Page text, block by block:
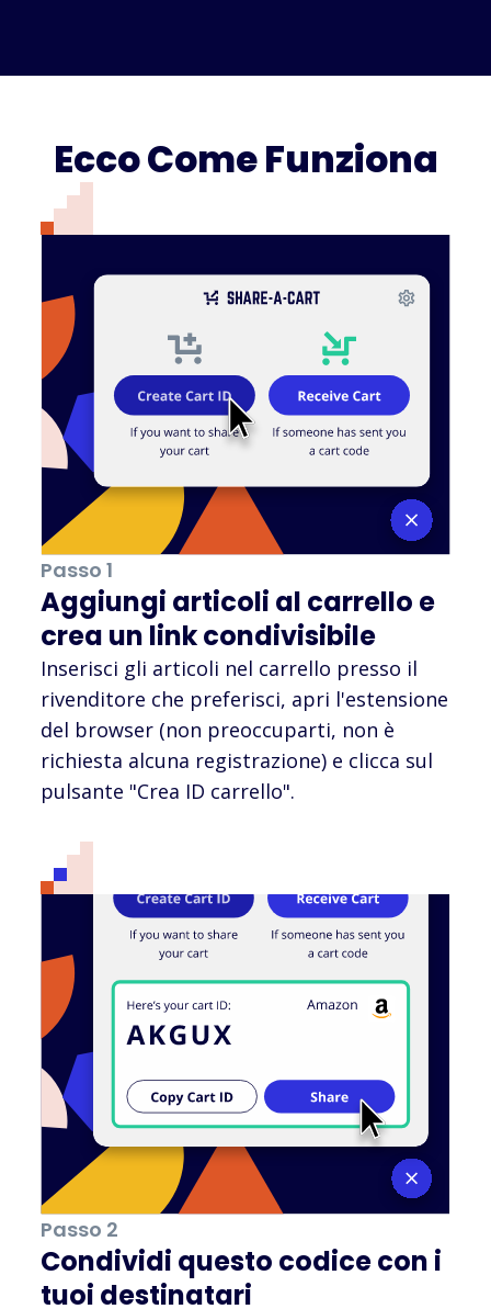
Ecco Come Funziona
Passo 1
Aggiungi articoli al carrello e
crea un link condivisibile
Inserisci gli articoli nel carrello presso il
rivenditore che preferisci, apri l'estensione
del browser (non preoccuparti, non è
richiesta alcuna registrazione) e clicca sul
pulsante "Crea ID carrello".
Passo 2
Condividi questo codice con i
tuoi destinatari